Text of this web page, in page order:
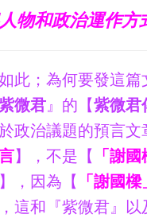
物和政治運作方
此；為何要發這篇
微君』的【紫微君
政治議題的預言文
】，不是【
「謝
，因為【
「謝國
這和『紫微君』以